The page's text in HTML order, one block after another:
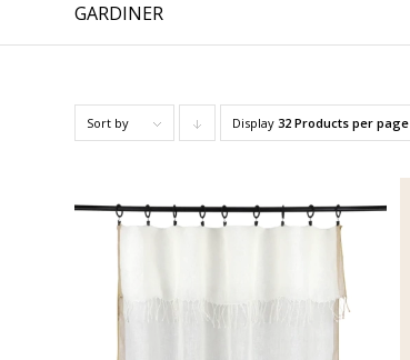
GARDINER
Sort by Click
products
Display 32 Products per page